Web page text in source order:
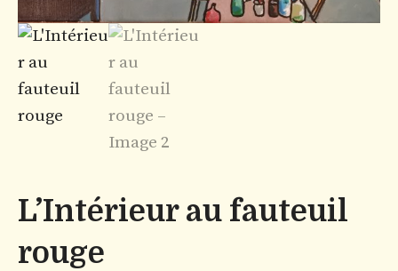
L’Intérieur au fauteuil
rouge